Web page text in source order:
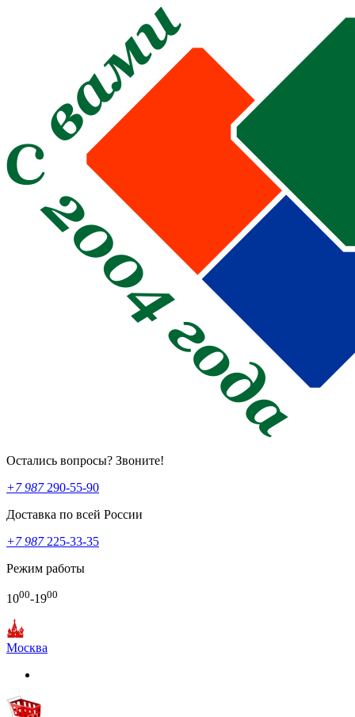
Остались вопросы? Звоните!
+7 987290-55-90
Доставка по всей России
+7 987225-33-35
Режим работы
1000-1900
Москва